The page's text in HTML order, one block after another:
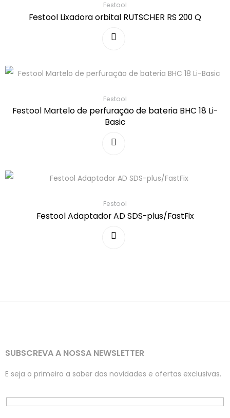
Festool
Festool Lixadora orbital RUTSCHER RS 200 Q
Festool
Festool Martelo de perfuração de bateria BHC 18 Li-
Basic
Festool
Festool Adaptador AD SDS-plus/FastFix
SUBSCREVA A NOSSA NEWSLETTER
E seja o primeiro a saber das novidades e ofertas exclusivas.